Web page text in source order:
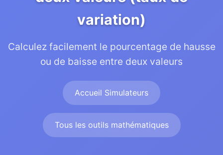
variation)
Calculez facilement le pourcentage de hausse
ou de baisse entre deux valeurs
Accueil Simulateurs
Tous les outils mathématiques